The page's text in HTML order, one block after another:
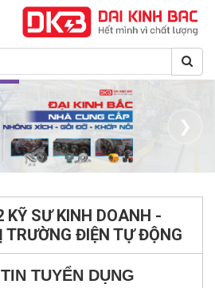
❯
KỸ SƯ KINH DOANH -
TRƯỜNG ĐIỆN TỰ ĐỘNG
TUYỂN DỤNG